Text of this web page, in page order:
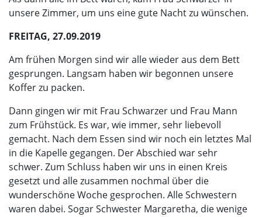
unsere Zimmer, um uns eine gute Nacht zu wünschen.
FREITAG, 27.09.2019
Am frühen Morgen sind wir alle wieder aus dem Bett
gesprungen. Langsam haben wir begonnen unsere
Koffer zu packen.
Dann gingen wir mit Frau Schwarzer und Frau Mann
zum Frühstück. Es war, wie immer, sehr liebevoll
gemacht. Nach dem Essen sind wir noch ein letztes Mal
in die Kapelle gegangen. Der Abschied war sehr
schwer. Zum Schluss haben wir uns in einen Kreis
gesetzt und alle zusammen nochmal über die
wunderschöne Woche gesprochen. Alle Schwestern
waren dabei. Sogar Schwester Margaretha, die wenige